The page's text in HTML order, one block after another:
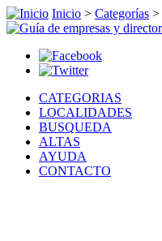
Inicio > Categorías >
CATEGORIAS
LOCALIDADES
BUSQUEDA
ALTAS
AYUDA
CONTACTO